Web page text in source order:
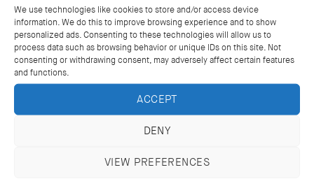
We use technologies like cookies to store and/or access device
information. We do this to improve browsing experience and to show
personalized ads. Consenting to these technologies will allow us to
process data such as browsing behavior or unique IDs on this site. Not
consenting or withdrawing consent, may adversely affect certain features
and functions.
ACCEPT
DENY
VIEW PREFERENCES
Κατηγορία:ΣΚΟΥΛΑΡΙΚΙΑ
Κριεζώτου 14, Αθήνα 106 71